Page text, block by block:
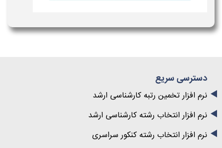
دسترسی سریع
نرم افزار تخمین رتبه کارشناسی ارشد
نرم افزار انتخاب رشته کارشناسی ارشد
نرم افزار انتخاب رشته کنکور سراسری